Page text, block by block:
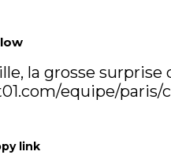
la grosse surprise
equipe/paris/
link